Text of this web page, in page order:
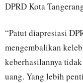
DPRD Kota
“Patut diapresiasi
mengembalikan
keberhasilannya
uang. Yang lebih